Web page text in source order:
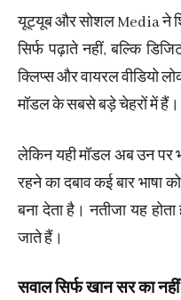
यूट्यूब और सोशल Media ने
सिर्फ पढ़ाते नहीं, बल्कि
क्लिप्स और वायरल वीडियो
मॉडल के सबसे बड़े चेहरों में हैं।
लेकिन यही मॉडल अब उन पर
रहने का दबाव कई बार भाषा
बना देता है। नतीजा यह
जाते हैं।
सवाल सिर्फ खान सर का नहीं